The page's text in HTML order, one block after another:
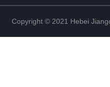
Copyright © 2021 Hebei